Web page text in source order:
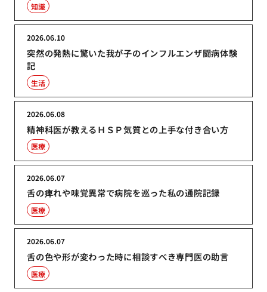
知識
突然の発熱に驚いた我が子のインフルエンザ闘病体験
記
2026.06.10
生活
精神科医が教えるＨＳＰ気質との上手な付き合い方
2026.06.08
医療
舌の痺れや味覚異常で病院を巡った私の通院記録
2026.06.07
医療
舌の色や形が変わった時に相談すべき専門医の助言
2026.06.07
医療